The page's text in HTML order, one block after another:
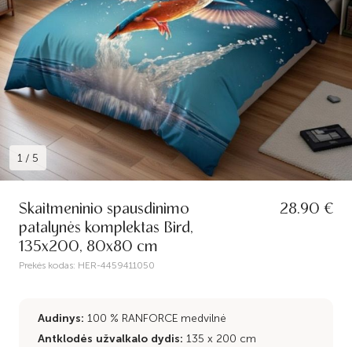
1 / 5
Skaitmeninio spausdinimo
patalynės komplektas Bird,
135x200, 80x80 cm
Prekės kodas: HER-4459411050
28.90 €
Audinys: 100 % RANFORCE medvilnė
Antklodės užvalkalo dydis: 135 x 200 cm